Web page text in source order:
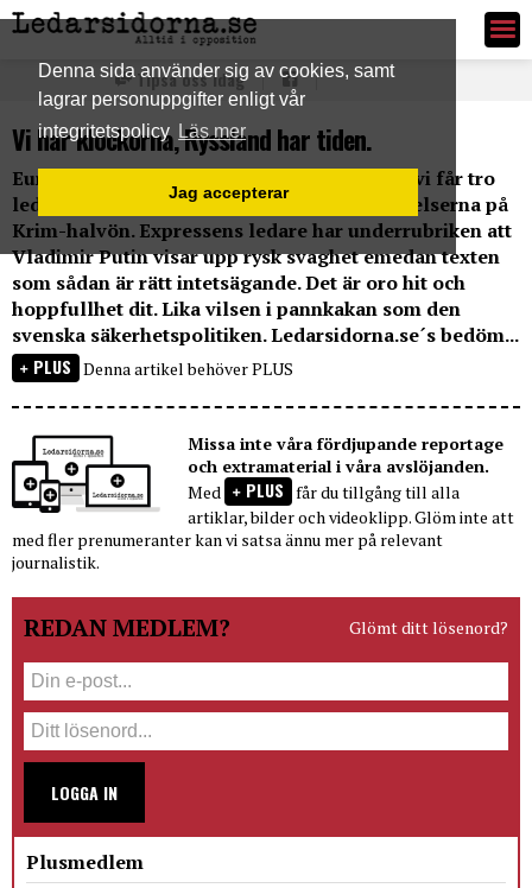
Denna sida använder sig av cookies, samt
lagrar personuppgifter enligt vår
integritetspolicy Läs mer
Jag accepterar
Ledarsidorna.se
Tipsa oss idag
Vi har klockorna, Ryssland har tiden.
Europa håller uppenbarligen andan nu, om vi får tro
ledarkolumnerna i dagspressen, inför händelserna på
Krim-halvön. Expressens ledare har underrubriken att
Vladimir Putin visar upp rysk svaghet emedan texten
som sådan är rätt intetsägande. Det är oro hit och
hoppfullhet dit. Lika vilsen i pannkakan som den
svenska säkerhetspolitiken. Ledarsidorna.se´s bedöm...
PLUS Denna artikel behöver PLUS
Missa inte våra fördjupande reportage
och extramaterial i våra avslöjanden.
Med
PLUS får du tillgång till alla
artiklar, bilder och videoklipp. Glöm inte att
med fler prenumeranter kan vi satsa ännu mer på relevant
journalistik.
REDAN MEDLEM? Glömt ditt lösenord?
LOGGA IN
Plusmedlem